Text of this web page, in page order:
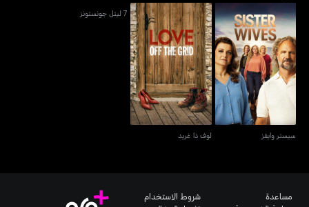
سيستر وايفز
سيستر وايفز
لوف ذا غريد
لوف ذا غريد
7 ليتل جونستونز
مساعدة
شروط الاستخدام